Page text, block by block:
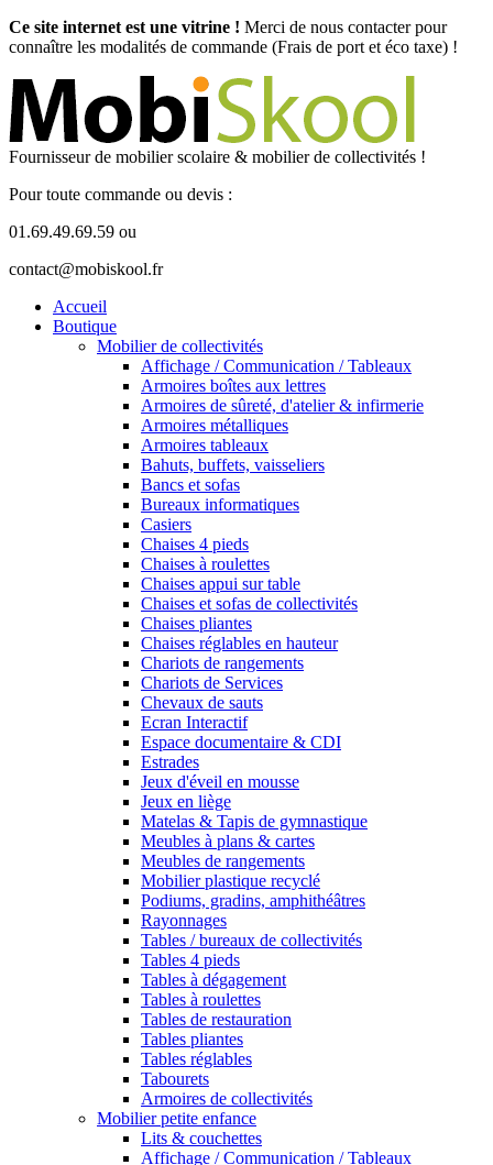
Ce site internet est une vitrine ! Merci de nous contacter pour
connaître les modalités de commande (Frais de port et éco taxe) !
Fournisseur de mobilier scolaire & mobilier de collectivités !
Pour toute commande ou devis :
01.69.49.69.59 ou
contact@mobiskool.fr
Accueil
Boutique
Mobilier de collectivités
Affichage / Communication / Tableaux
Armoires boîtes aux lettres
Armoires de sûreté, d'atelier & infirmerie
Armoires métalliques
Armoires tableaux
Bahuts, buffets, vaisseliers
Bancs et sofas
Bureaux informatiques
Casiers
Chaises 4 pieds
Chaises à roulettes
Chaises appui sur table
Chaises et sofas de collectivités
Chaises pliantes
Chaises réglables en hauteur
Chariots de rangements
Chariots de Services
Chevaux de sauts
Ecran Interactif
Espace documentaire & CDI
Estrades
Jeux d'éveil en mousse
Jeux en liège
Matelas & Tapis de gymnastique
Meubles à plans & cartes
Meubles de rangements
Mobilier plastique recyclé
Podiums, gradins, amphithéâtres
Rayonnages
Tables / bureaux de collectivités
Tables 4 pieds
Tables à dégagement
Tables à roulettes
Tables de restauration
Tables pliantes
Tables réglables
Tabourets
Armoires de collectivités
Mobilier petite enfance
Lits & couchettes
Affichage / Communication / Tableaux